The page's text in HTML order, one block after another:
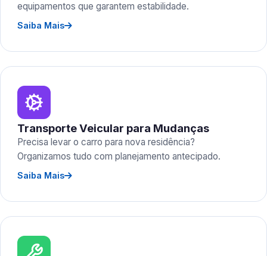
equipamentos que garantem estabilidade.
Saiba Mais
Transporte Veicular para Mudanças
Precisa levar o carro para nova residência?
Organizamos tudo com planejamento antecipado.
Saiba Mais